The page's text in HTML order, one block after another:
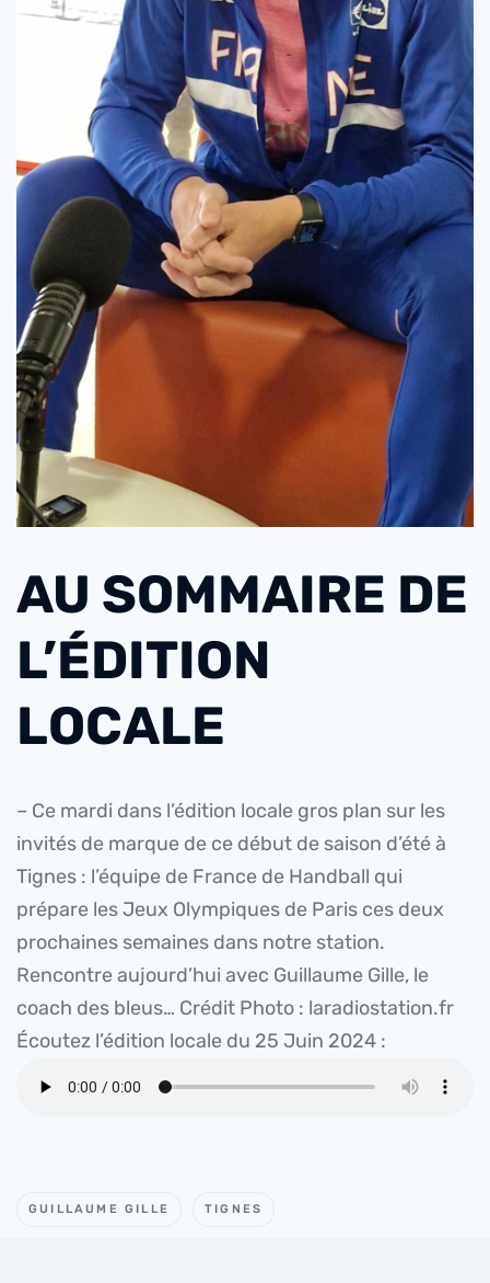
AU SOMMAIRE DE
L’ÉDITION
LOCALE
– Ce mardi dans l’édition locale gros plan sur les
invités de marque de ce début de saison d’été à
Tignes : l’équipe de France de Handball qui
prépare les Jeux Olympiques de Paris ces deux
prochaines semaines dans notre station.
Rencontre aujourd’hui avec Guillaume Gille, le
coach des bleus… Crédit Photo : laradiostation.fr
Écoutez l’édition locale du 25 Juin 2024 :
GUILLAUME GILLE TIGNES